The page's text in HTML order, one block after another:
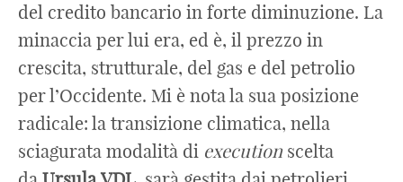
del credito bancario in forte diminuzione. La
minaccia per lui era, ed è, il prezzo in
crescita, strutturale, del gas e del petrolio
per l’Occidente. Mi è nota la sua posizione
radicale: la transizione climatica, nella
sciagurata modalità di execution scelta